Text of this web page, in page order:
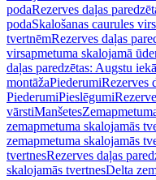
podaRezerves daļas
podaSkalošanas caurules
tvertnēmRezerves daļas
virsapmetuma skalojamā
daļas paredzētas: Augstu
montāžaPiederumiRezerves
PiederumiPieslēgumi
vārstiManšetes
zemapmetuma skalojamās
zemapmetuma skalojamās
tvertnesRezerves daļas
skalojamās tvertnesDelta